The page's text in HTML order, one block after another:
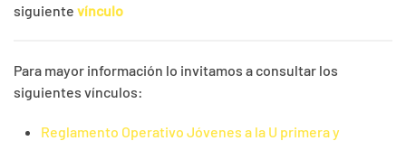
siguiente vínculo
Para mayor información lo invitamos a consultar los
siguientes vínculos:
Reglamento Operativo Jóvenes a la U primera y